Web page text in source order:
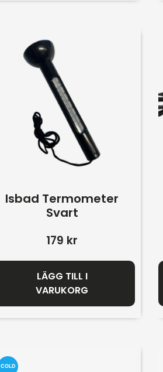
Isbad Termometer
Svart
179 kr
LÄGG TILL I
VARUKORG
COLD